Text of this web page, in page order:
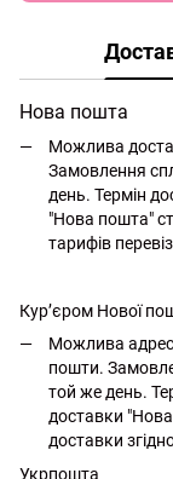
Нова пошта
Можлива
Замовлення
день. Термін
"Нова пошта"
тарифів
Кур’єром Нової
Можлива
пошти.
той же день.
доставки
доставки
Укрпошта